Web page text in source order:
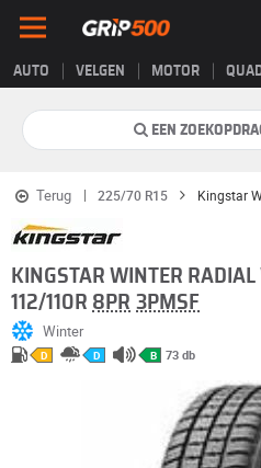
AUTO VELGEN MOTOR
EEN
Terug 225/70 R15 Kingstar
KINGSTAR WINTER
112/110R 8PR 3PMSF
Winter
D D B 73 db